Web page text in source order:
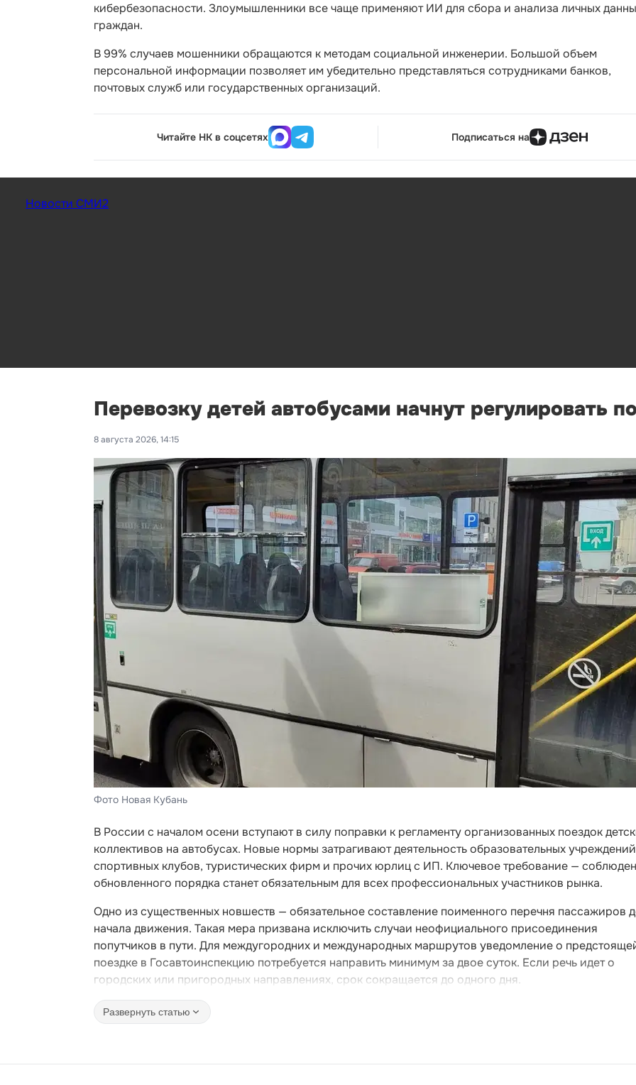
кибербезопасности. Злоумышленники все чаще применяют ИИ для сбора и анализа личных
граждан.
В 99% случаев мошенники обращаются к методам социальной инженерии. Большой объем
персональной информации позволяет им убедительно представляться сотрудниками банков,
почтовых служб или государственных организаций.
Читайте НК в соцсетях Подписаться на
Новости СМИ2
Перевозку детей автобусами начнут регулировать
8 августа 2026, 14:15
Фото Новая Кубань
В России с началом осени вступают в силу поправки к регламенту организованных поездок
коллективов на автобусах. Новые нормы затрагивают деятельность образовательных
спортивных клубов, туристических фирм и прочих юрлиц с ИП. Ключевое требование —
обновленного порядка станет обязательным для всех профессиональных участников рынка.
Одно из существенных новшеств — обязательное составление поименного перечня пассажиров
начала движения. Такая мера призвана исключить случаи неофициального присоединения
попутчиков в пути. Для междугородних и международных маршрутов уведомление о
поездке в Госавтоинспекцию потребуется направить минимум за двое суток. Если речь идет о
городских или пригородных направлениях, срок сокращается до одного дня.
Развернуть статью